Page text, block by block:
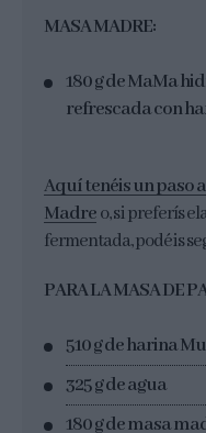
MASA MADRE:
180 g de MaMa
refrescada con
Aquí tenéis un paso
Madreo, si preferís
fermentada, podéis
PARA LA MASA DE
510 g de harina
325 g de agua
180 g de masa